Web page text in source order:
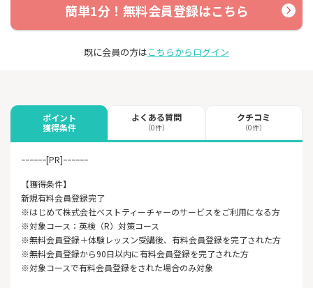
簡単1分！無料会員登録はこちら
既に会員の方はこちらからログイン
ポイント
獲得条件
よくある質問
（0件）
クチコミ
（0件）
ｰｰｰｰｰｰ[PR]ｰｰｰｰｰｰ
【獲得条件】
新規有料会員登録完了
※はじめて株式会社ベストティーチャーのサービスをご利用になる方
※対象コース：英検（R）対策コース
※無料会員登録＋体験レッスン受講後、有料会員登録を完了された方
※無料会員登録から90日以内に有料会員登録を完了された方
※対象コースで有料会員登録をされた場合のみ対象